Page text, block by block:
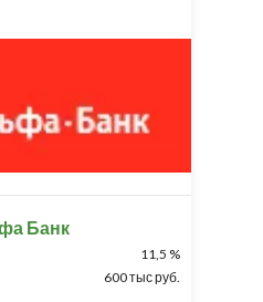
Банк
11,5 %
600 тыс руб.